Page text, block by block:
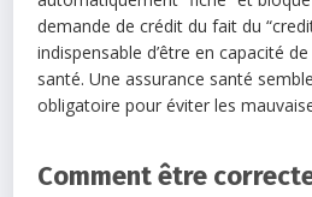
demande de crédit du fait du
indispensable d’être en capacité
santé. Une assurance santé
obligatoire pour éviter les
Comment être